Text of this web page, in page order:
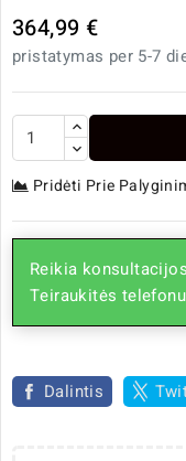
364,99 €
pristatymas per 5-7
Pridėti Prie
Reikia
Teiraukitės
Dalintis